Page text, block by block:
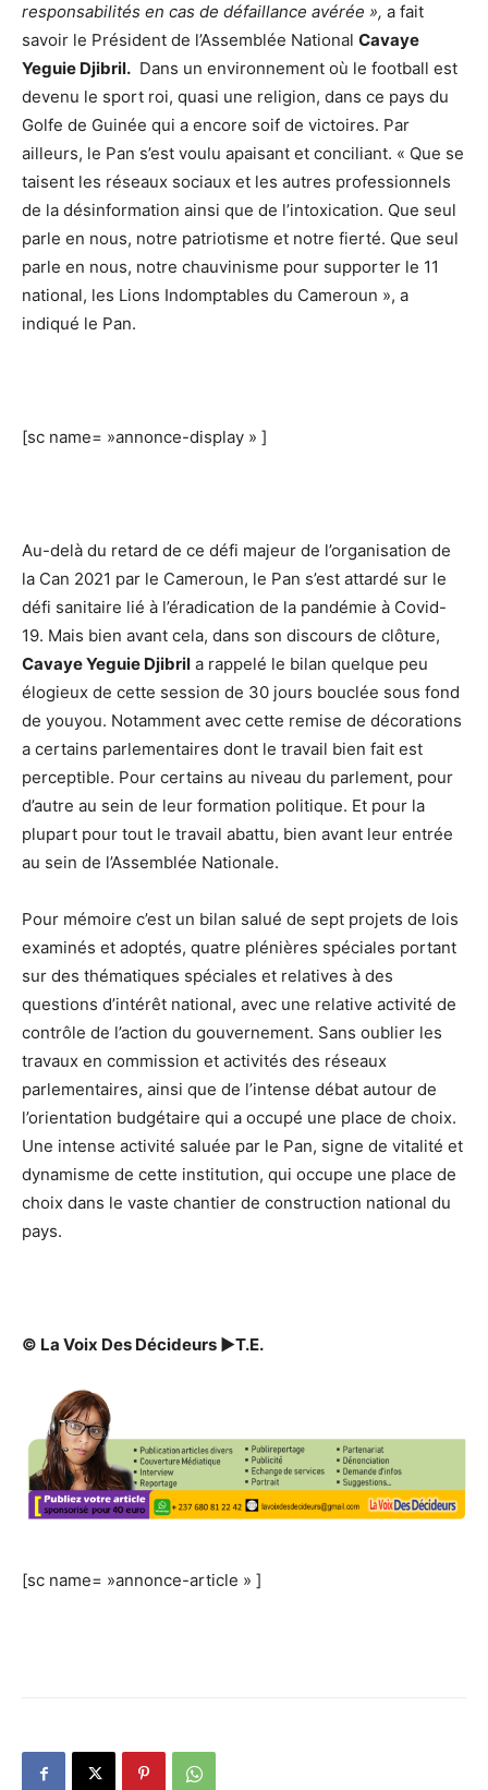
responsabilités en cas de défaillance avérée », a fait
savoir le Président de l’Assemblée National Cavaye
Yeguie Djibril. Dans un environnement où le football est
devenu le sport roi, quasi une religion, dans ce pays du
Golfe de Guinée qui a encore soif de victoires. Par
ailleurs, le Pan s’est voulu apaisant et conciliant. « Que se
taisent les réseaux sociaux et les autres professionnels
de la désinformation ainsi que de l’intoxication. Que seul
parle en nous, notre patriotisme et notre fierté. Que seul
parle en nous, notre chauvinisme pour supporter le 11
national, les Lions Indomptables du Cameroun », a
indiqué le Pan.
[sc name= »annonce-display » ]
Au-delà du retard de ce défi majeur de l’organisation de
la Can 2021 par le Cameroun, le Pan s’est attardé sur le
défi sanitaire lié à l’éradication de la pandémie à Covid-
19. Mais bien avant cela, dans son discours de clôture,
Cavaye Yeguie Djibril a rappelé le bilan quelque peu
élogieux de cette session de 30 jours bouclée sous fond
de youyou. Notamment avec cette remise de décorations
a certains parlementaires dont le travail bien fait est
perceptible. Pour certains au niveau du parlement, pour
d’autre au sein de leur formation politique. Et pour la
plupart pour tout le travail abattu, bien avant leur entrée
au sein de l’Assemblée Nationale.
Pour mémoire c’est un bilan salué de sept projets de lois
examinés et adoptés, quatre plénières spéciales portant
sur des thématiques spéciales et relatives à des
questions d’intérêt national, avec une relative activité de
contrôle de l’action du gouvernement. Sans oublier les
travaux en commission et activités des réseaux
parlementaires, ainsi que de l’intense débat autour de
l’orientation budgétaire qui a occupé une place de choix.
Une intense activité saluée par le Pan, signe de vitalité et
dynamisme de cette institution, qui occupe une place de
choix dans le vaste chantier de construction national du
pays.
© La Voix Des Décideurs ►T.E.
[sc name= »annonce-article » ]